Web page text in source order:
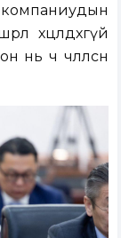
хөөцөлдөхгүй
ч чөлөөлсөн